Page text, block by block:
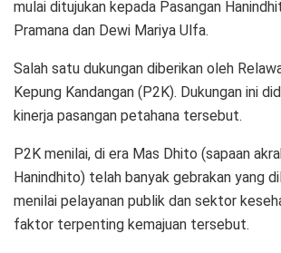
mulai ditujukan kepada Pasangan
Pramana dan Dewi Mariya Ulfa.
Salah satu dukungan diberikan oleh
Kepung Kandangan (P2K). Dukungan ini
kinerja pasangan petahana tersebut.
P2K menilai, di era Mas Dhito (sapaan
Hanindhito) telah banyak gebrakan yang
menilai pelayanan publik dan sektor
faktor terpenting kemajuan tersebut.